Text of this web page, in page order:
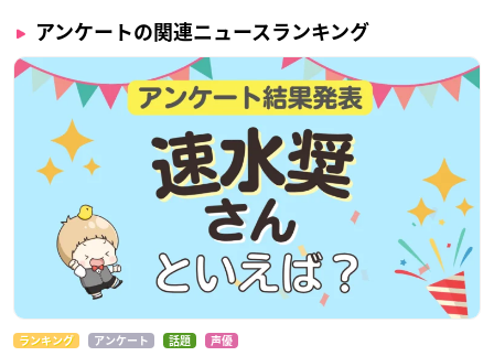
アンケートの関連ニュースランキング
ランキング アンケート 話題 声優